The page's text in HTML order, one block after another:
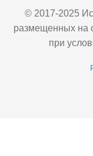
© 2017-2025
размещенных на
при